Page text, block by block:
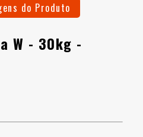
do Produto
W - 30kg -